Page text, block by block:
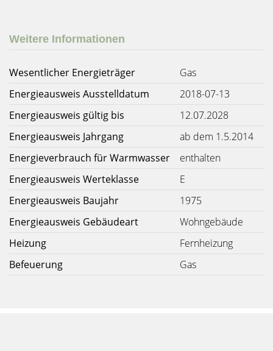
Weitere Informationen
Wesentlicher Energieträger
Gas
Energieausweis Ausstelldatum
2018-07-13
Energieausweis gültig bis
12.07.2028
Energieausweis Jahrgang
ab dem 1.5.2014
Energieverbrauch für Warmwasser
enthalten
Energieausweis Werteklasse
E
Energieausweis Baujahr
1975
Energieausweis Gebäudeart
Wohngebäude
Heizung
Fernheizung
Befeuerung
Gas